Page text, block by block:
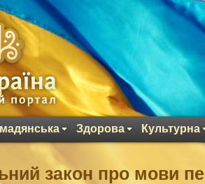
Здорова Культурна
закон про мови